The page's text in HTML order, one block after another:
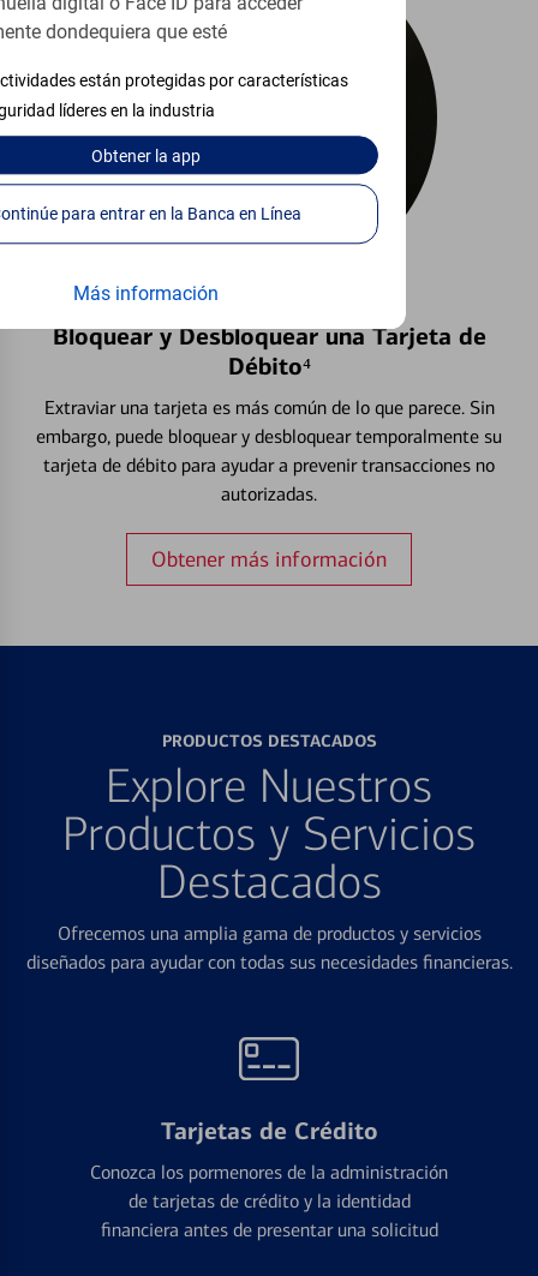
dondequiera que esté
están protegidas por características
líderes en la industria
Obtenerla app
Continúe para entrar en la Banca en Línea
Más información
Bloquear y Desbloquear una Tarjeta de
Débito⁴
Extraviar una tarjeta es más común de lo que parece. Sin
embargo, puede bloquear y desbloquear temporalmente su
tarjeta de débito para ayudar a prevenir transacciones no
autorizadas.
Obtener más información
PRODUCTOS DESTACADOS
Explore Nuestros
Productos y Servicios
Destacados
Ofrecemos una amplia gama de productos y servicios
diseñados para ayudar con todas sus necesidades financieras.
Tarjetas de Crédito
Conozca los pormenores de la administración
de tarjetas de crédito y la identidad
financiera antes de presentar una solicitud